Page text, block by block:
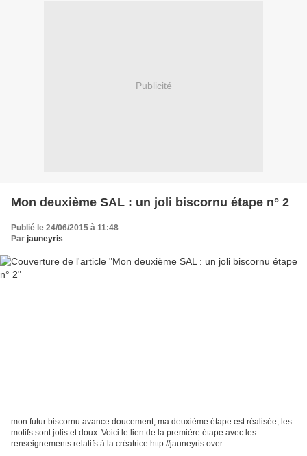
Publicité
Mon deuxième SAL : un joli biscornu étape n° 2
Publié le 24/06/2015 à 11:48
Par jauneyris
mon futur biscornu avance doucement, ma deuxième étape est réalisée, les
motifs sont jolis et doux. Voici le lien de la première étape avec les
renseignements relatifs à la créatrice http://jauneyris.over-